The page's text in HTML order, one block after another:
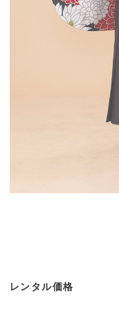
レンタル価格